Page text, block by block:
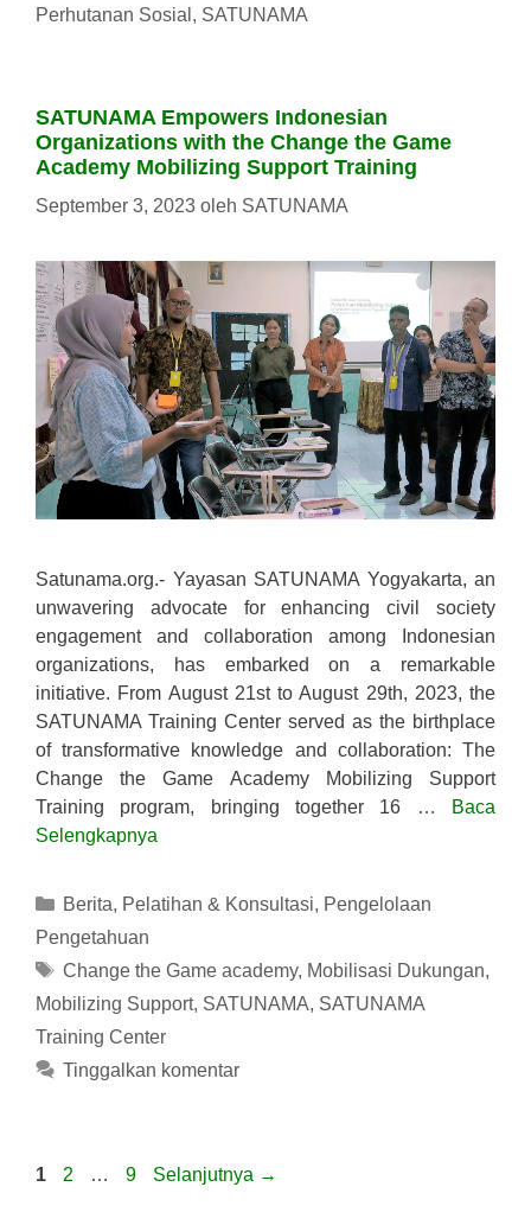
Perhutanan Sosial , SATUNAMA
SATUNAMA Empowers Indonesian
Organizations with the Change the Game
Academy Mobilizing Support Training
September 3, 2023 oleh SATUNAMA
Satunama.org.- Yayasan SATUNAMA Yogyakarta, an
unwavering advocate for enhancing civil society
engagement and collaboration among Indonesian
organizations, has embarked on a remarkable
initiative. From August 21st to August 29th, 2023, the
SATUNAMA Training Center served as the birthplace
of transformative knowledge and collaboration: The
Change the Game Academy Mobilizing Support
Training program, bringing together 16 …
Baca
Selengkapnya
Kategori
Berita, Pelatihan & Konsultasi, Pengelolaan
Pengetahuan
Tag
Change the Game academy, Mobilisasi Dukungan,
Mobilizing Support, SATUNAMA, SATUNAMA
Training Center
Tinggalkan komentar
Halaman
1 Halaman
2 … Halaman
9 Selanjutnya →